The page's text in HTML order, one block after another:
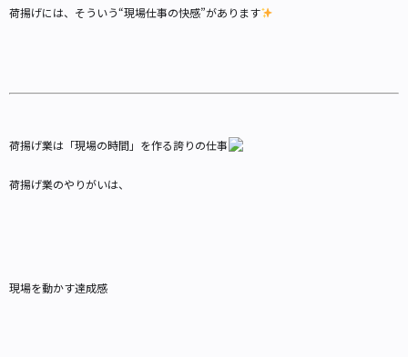
荷揚げには、そういう“現場仕事の快感”があります
荷揚げ業は「現場の時間」を作る誇りの仕事
荷揚げ業のやりがいは、
現場を動かす達成感